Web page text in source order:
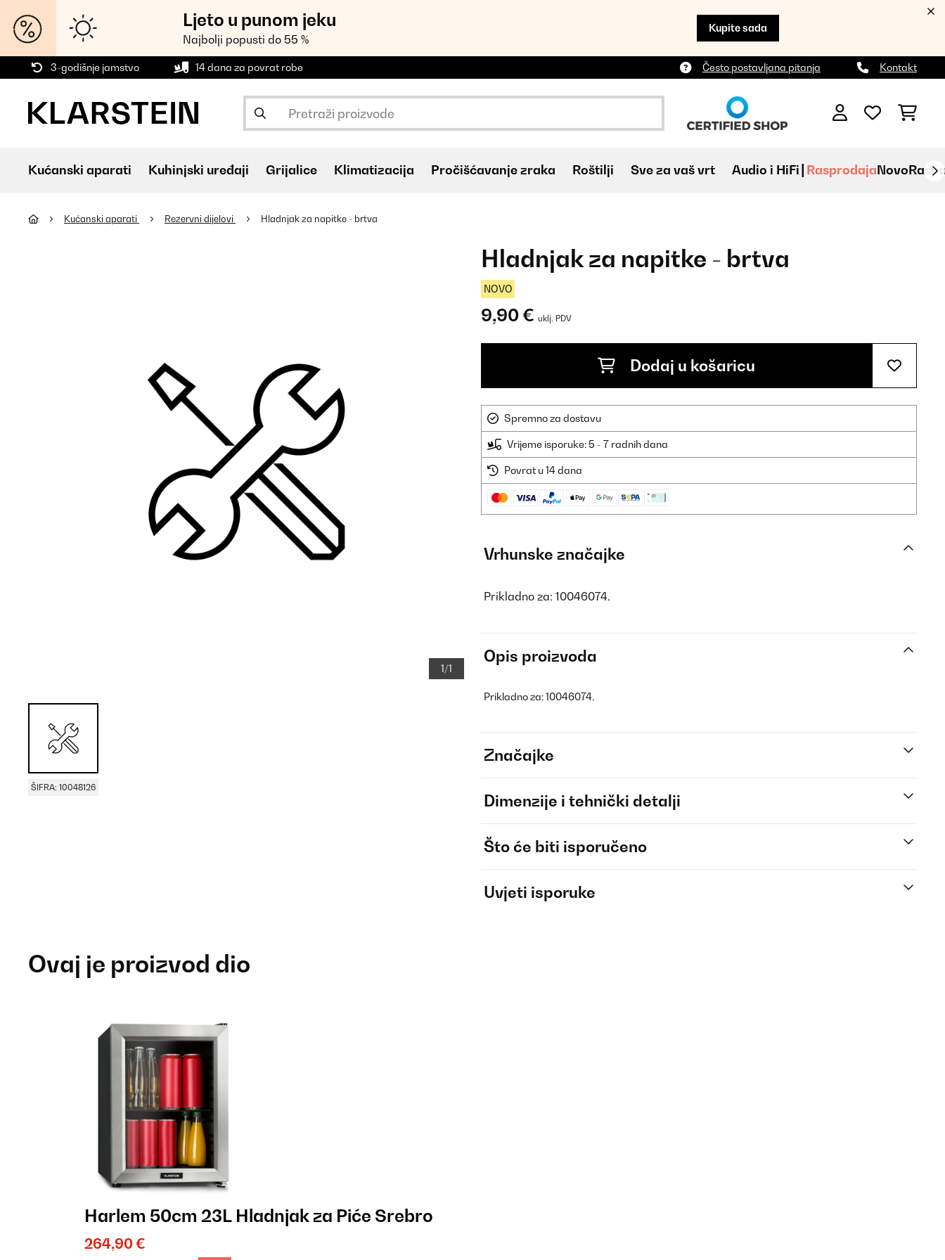
Ljeto u punom jeku
Najbolji popusti do 55 %
Kupite sada
3-godišnje jamstvo 14 dana za povrat robe Često postavljana pitanja Kontakt
Kućanski aparati Kuhinjski uređaji Grijalice Klimatizacija Pročišćavanje zraka Roštilji Sve za vaš vrt Audio i HiFi RasprodajaNovo
Kućanski aparati Rezervni dijelovi Hladnjak za napitke - brtva
1/1
ŠIFRA: 10048126
Hladnjak za napitke - brtva
NOVO
9,90 € uklj. PDV
Dodaj u košaricu
Spremno za dostavu
Vrijeme isporuke: 5 - 7 radnih dana
Povrat u 14 dana
Vrhunske značajke
Prikladno za: 10046074.
Opis proizvoda
Prikladno za: 10046074.
Značajke
Dimenzije i tehnički detalji
Što će biti isporučeno
Uvjeti isporuke
Ovaj je proizvod dio
Harlem 50cm 23L Hladnjak za Piće Srebro
264,90 €